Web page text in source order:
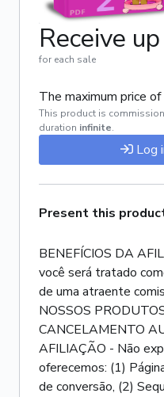
Receive
for each sale
The maximum price
This product is
duration infinite.
Log
Present this
BENEFÍCIOS DA
você será tratado
de uma atraente
NOSSOS
CANCELAMENTO
AFILIAÇÃO - Não
oferecemos: (1)
de conversão, (2)